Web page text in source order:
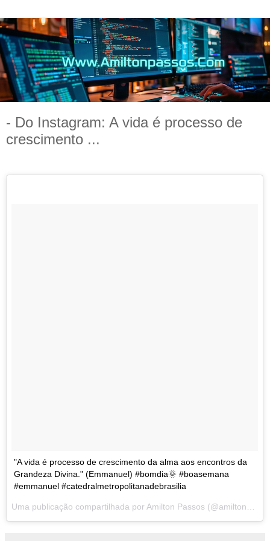
- Do Instagram: A vida é processo de
crescimento ...
"A vida é processo de crescimento da alma aos encontros da
Grandeza Divina." (Emmanuel) #bomdia🌞 #boasemana
#emmanuel #catedralmetropolitanadebrasilia
Uma publicação compartilhada por Amilton Passos (@amiltonmpassos) em